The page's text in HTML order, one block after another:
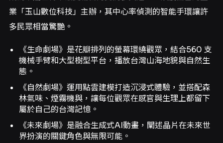
業「玉山數位科技」主辦，其中心率偵測的智能手環讓許
多民眾相當驚艷。
《生命劇場》是花瓣排列的螢幕環繞觀眾，結合560 支
機械手臂和大型樹型平台，播放台灣山海地貌與自然生
態。
《自然劇場》運用點雲建模打造沉浸式體驗，並搭配森
林氣味、煙霧機與，讓每位觀眾在感官與生理上都留下
屬於自己的台灣記憶。
《未來劇場》是融合生成式AI動畫，闡述晶片在未來世
界扮演的關鍵角色與無限可能。